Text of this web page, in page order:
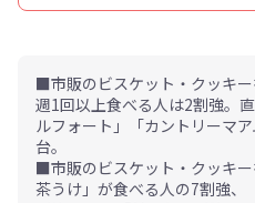
■市販のビスケット・クッキー
週1回以上食べる人は2割強。
ルフォート」「カントリーマ
台。
■市販のビスケット・クッキ
茶うけ」が食べる人の7割強、